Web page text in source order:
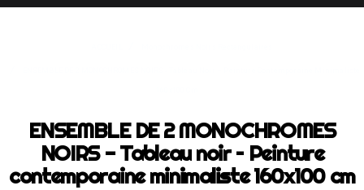
ENSEMBLE DE 2 MONOCHROMES
NOIRS - Tableau noir – Peinture
contemporaine minimaliste 160x100 cm